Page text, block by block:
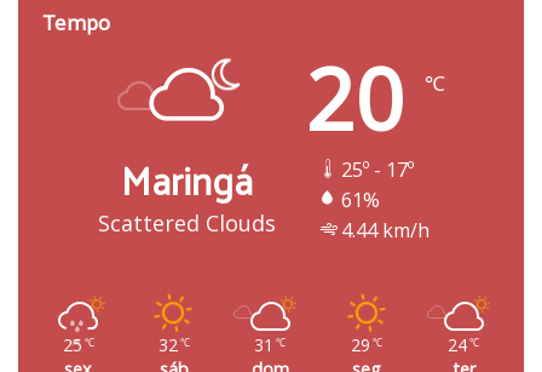
Tempo
Maringá
Scattered Clouds
20 ℃
25º - 17º
61%
4.44 km/h
25 ℃ 32 ℃ 31 ℃ 29 ℃ 24℃